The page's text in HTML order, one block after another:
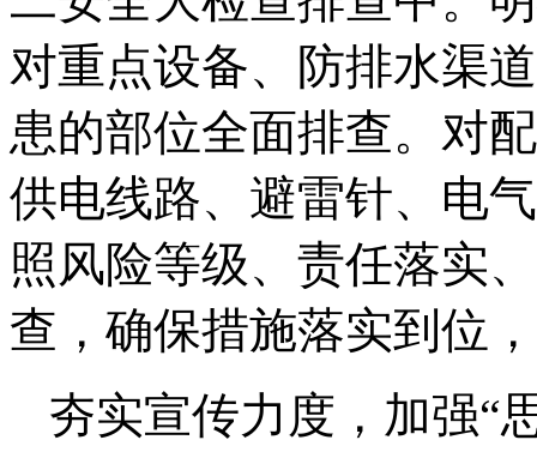
对重点设备、防排水渠
患的部位全面排查。对
供电线路、避雷针、电
照风险等级、责任落实
查，确保措施落实到位
夯实宣传力度，加强“